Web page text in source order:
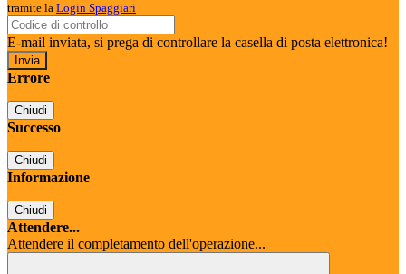
tramite la Login Spaggiari
E-mail inviata, si prega di controllare la casella di posta elettronica!
Errore
Chiudi
Successo
Chiudi
Informazione
Chiudi
Attendere...
Attendere il completamento dell'operazione...